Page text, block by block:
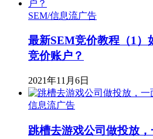
SEM/信息流广告
最新SEM竞价教程（1）
竞价账户？
2021年11月6日
信息流广告
跳槽去游戏公司做投放，